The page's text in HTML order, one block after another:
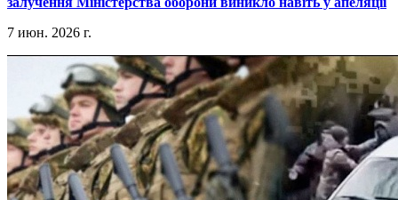
7 июн. 2026 г.